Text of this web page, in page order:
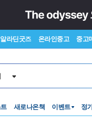
알라딘굿즈 온라인중고 중고
새로나온책 이벤트 정